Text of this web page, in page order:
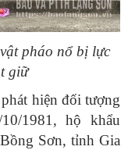
pháo nổ bị lực
giữ
hiện đối tượng
1981, hộ khẩu
Sơn, tỉnh Gia